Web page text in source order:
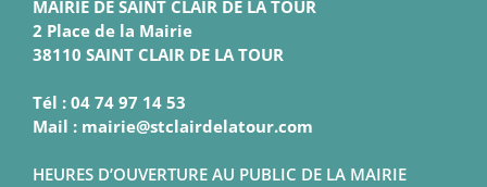
MAIRIE DE SAINT CLAIR DE LA TOUR
2 Place de la Mairie
38110 SAINT CLAIR DE LA TOUR
Tél : 04 74 97 14 53
Mail : mairie@stclairdelatour.com
HEURES D’OUVERTURE AU PUBLIC DE LA MAIRIE